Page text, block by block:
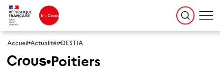
Accueil Actualités DESTIA
Poitiers